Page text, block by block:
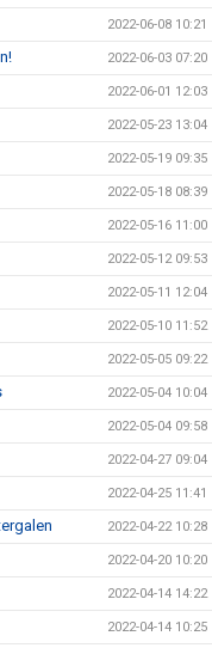
2022-06-08 10:21
2022-06-03 07:20
2022-06-01 12:03
2022-05-23 13:04
2022-05-19 09:35
2022-05-18 08:39
2022-05-16 11:00
2022-05-12 09:53
2022-05-11 12:04
2022-05-10 11:52
2022-05-05 09:22
2022-05-04 10:04
2022-05-04 09:58
2022-04-27 09:04
2022-04-25 11:41
2022-04-22 10:28
2022-04-20 10:20
2022-04-14 14:22
2022-04-14 10:25